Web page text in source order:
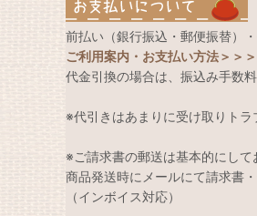
前払い（銀行振込・郵便振替）・
ご利用案内・お支払い方法＞＞＞
代金引換の場合は、振込み手数
※代引きはあまりに受け取りトラ
※ご請求書の郵送は基本的にして
商品発送時にメールにて請求書
（インボイス対応）